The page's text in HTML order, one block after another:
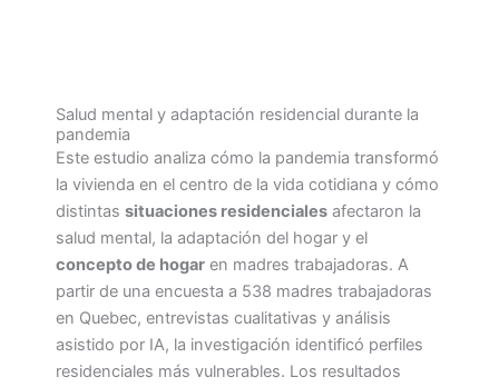
Salud mental y adaptación residencial durante la
pandemia
Este estudio analiza cómo la pandemia transformó
la vivienda en el centro de la vida cotidiana y cómo
distintas situaciones residenciales afectaron la
salud mental, la adaptación del hogar y el
concepto de hogar en madres trabajadoras. A
partir de una encuesta a 538 madres trabajadoras
en Quebec, entrevistas cualitativas y análisis
asistido por IA, la investigación identificó perfiles
residenciales más vulnerables. Los resultados